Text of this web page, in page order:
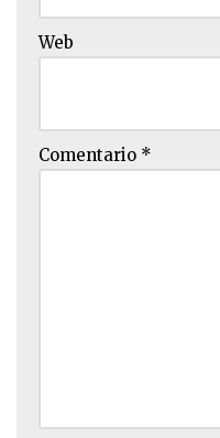
Web
Comentario *